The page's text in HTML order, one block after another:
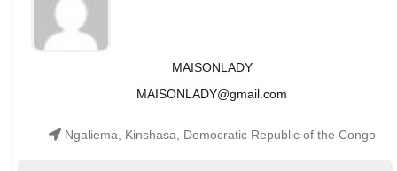
MAISONLADY
MAISONLADY@gmail.com
Ngaliema, Kinshasa, Democratic Republic of the Congo